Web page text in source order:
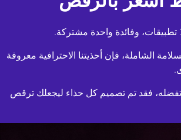
الشاملة، فإن أحذيتنا الاحترافية معروفة
فقد تم تصميم كل حذاء ليجعلك ترقص